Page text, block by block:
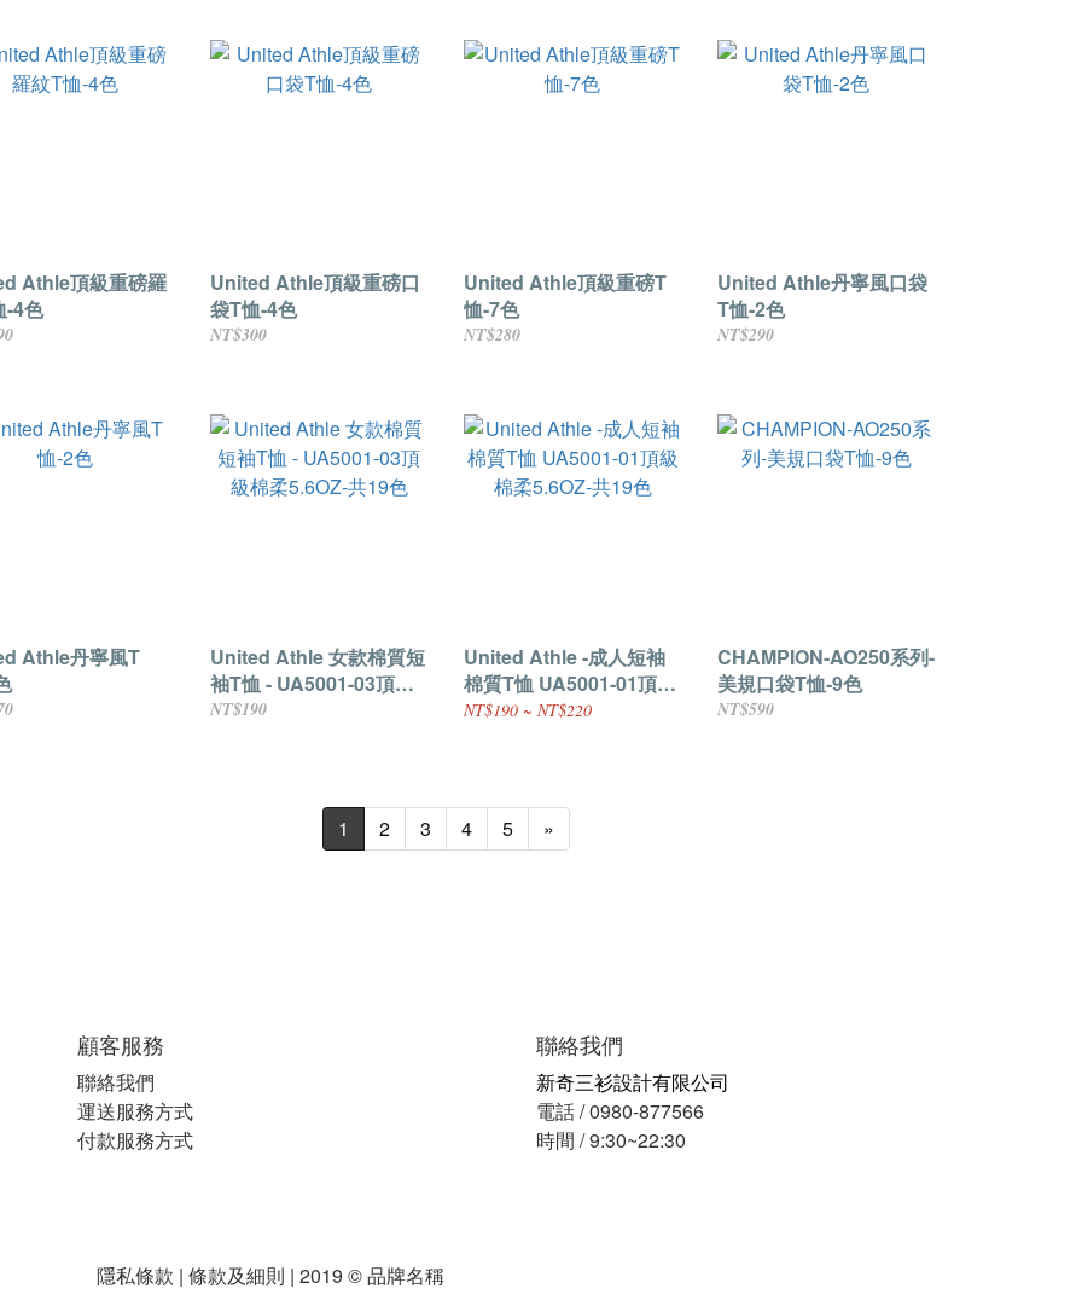
Athle頂級重磅羅
-4色
United Athle頂級重磅口
袋T恤-4色
NT$300
United Athle頂級重磅T
恤-7色
NT$280
United Athle丹寧風口袋
T恤-2色
NT$290
Athle丹寧風T
United Athle 女款棉質短
袖T恤 - UA5001-03頂級
棉柔5.6OZ-共19色
NT$190
United Athle -成人短袖
棉質T恤 UA5001-01頂級
棉柔5.6OZ-共19色
NT$190 ~ NT$220
CHAMPION-AO250系列-
美規口袋T恤-9色
NT$590
1 2 3 4 5 »
顧客服務
聯絡我們
運送服務方式
付款服務方式
聯絡我們
新奇三衫設計有限公司
電話 / 0980-877566
時間 / 9:30~22:30
隱私條款 | 條款及細則 | 2019 © 品牌名稱